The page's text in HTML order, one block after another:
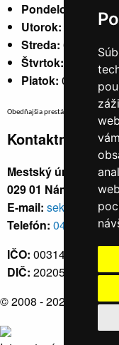
Pondelok:
07:30
Utorok:
Streda: 07:30 -
Štvrtok:
Piatok: 07:30 -
Obedňajšia prestávka v trvaní 30
Kontaktné údaje
Mestský úrad,
029 01 Námestovo
E-mail:
Telefón: 043 5504711
IČO: 00314676
DIČ: 2020571707
© 2008 - 2026